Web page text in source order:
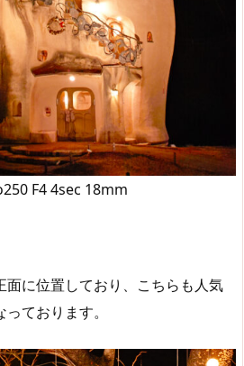
F4 4sec 18mm
に位置しており、こちらも人気
ております。